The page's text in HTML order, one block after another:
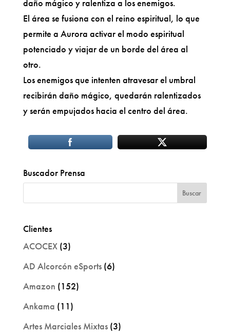
daño mágico y ralentiza a los enemigos.
El área se fusiona con el reino espiritual, lo que
permite a Aurora activar el modo espiritual
potenciado y viajar de un borde del área al
otro.
Los enemigos que intenten atravesar el umbral
recibirán daño mágico, quedarán ralentizados
y serán empujados hacia el centro del área.
Buscador Prensa
Clientes
ACOCEX(3)
AD Alcorcón eSports(6)
Amazon (152)
Ankama (11)
Artes Marciales Mixtas(3)